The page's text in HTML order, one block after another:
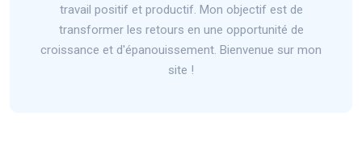
travail positif et productif. Mon objectif est de
transformer les retours en une opportunité de
croissance et d'épanouissement. Bienvenue sur mon
site !